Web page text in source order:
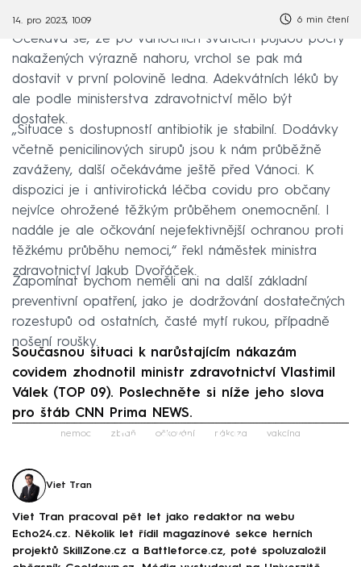
14. pro 2023, 10:09 6 min čtení
Očekává se, že po vánočních svátcích půjdou počty
nakažených výrazně nahoru, vrchol se pak má
dostavit v první polovině ledna. Adekvátních léků by
ale podle ministerstva zdravotnictví mělo být
dostatek.
„Situace s dostupností antibiotik je stabilní. Dodávky
včetně penicilinových sirupů jsou k nám průběžně
zaváženy, další očekáváme ještě před Vánoci. K
dispozici je i antivirotická léčba covidu pro občany
nejvíce ohrožené těžkým průběhem onemocnění. I
nadále je ale očkování nejefektivnější ochranou proti
těžkému průběhu nemoci,“ řekl náměstek ministra
zdravotnictví Jakub Dvořáček.
Zapomínat bychom neměli ani na další základní
preventivní opatření, jako je dodržování dostatečných
rozestupů od ostatních, časté mytí rukou, případně
nošení roušky.
Současnou situaci k narůstajícím nákazám
covidem zhodnotil ministr zdravotnictví Vlastimil
Válek (TOP 09). Poslechněte si níže jeho slova
pro štáb CNN Prima NEWS.
Failed to fetch
nemoc zbraň očkování nákaza vakcína
Viet Tran
Viet Tran pracoval pět let jako redaktor na webu
Echo24.cz. Několik let řídil magazínové sekce herních
projektů SkillZone.cz a Battleforce.cz, poté spoluzaložil